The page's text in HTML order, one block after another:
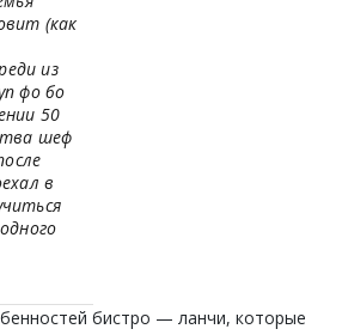
(как
из
фо бо
50
шеф
в
бистро — ланчи, которые